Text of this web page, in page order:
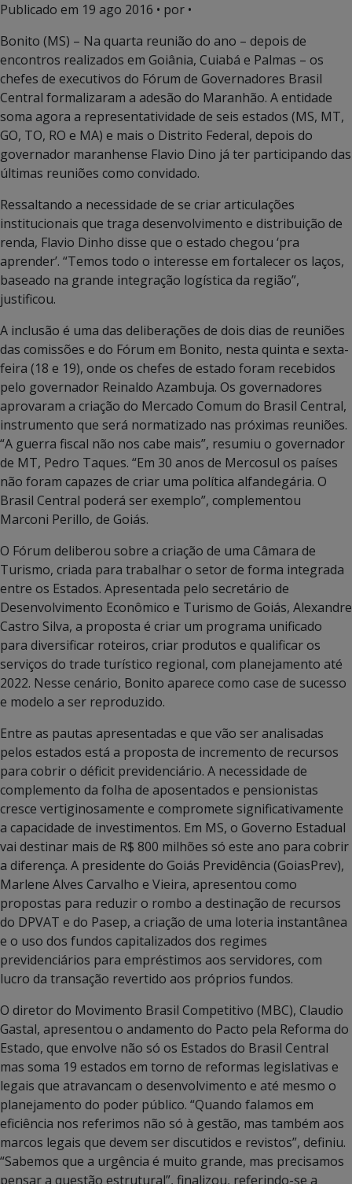
Publicado em 19 ago 2016 • por •
Bonito (MS) – Na quarta reunião do ano – depois de
encontros realizados em Goiânia, Cuiabá e Palmas – os
chefes de executivos do Fórum de Governadores Brasil
Central formalizaram a adesão do Maranhão. A entidade
soma agora a representatividade de seis estados (MS, MT,
GO, TO, RO e MA) e mais o Distrito Federal, depois do
governador maranhense Flavio Dino já ter participando das
últimas reuniões como convidado.
Ressaltando a necessidade de se criar articulações
institucionais que traga desenvolvimento e distribuição de
renda, Flavio Dinho disse que o estado chegou ‘pra
aprender’. “Temos todo o interesse em fortalecer os laços,
baseado na grande integração logística da região”,
justificou.
A inclusão é uma das deliberações de dois dias de reuniões
das comissões e do Fórum em Bonito, nesta quinta e sexta-
feira (18 e 19), onde os chefes de estado foram recebidos
pelo governador Reinaldo Azambuja. Os governadores
aprovaram a criação do Mercado Comum do Brasil Central,
instrumento que será normatizado nas próximas reuniões.
“A guerra fiscal não nos cabe mais”, resumiu o governador
de MT, Pedro Taques. “Em 30 anos de Mercosul os países
não foram capazes de criar uma política alfandegária. O
Brasil Central poderá ser exemplo”, complementou
Marconi Perillo, de Goiás.
O Fórum deliberou sobre a criação de uma Câmara de
Turismo, criada para trabalhar o setor de forma integrada
entre os Estados. Apresentada pelo secretário de
Desenvolvimento Econômico e Turismo de Goiás, Alexandre
Castro Silva, a proposta é criar um programa unificado
para diversificar roteiros, criar produtos e qualificar os
serviços do trade turístico regional, com planejamento até
2022. Nesse cenário, Bonito aparece como case de sucesso
e modelo a ser reproduzido.
Entre as pautas apresentadas e que vão ser analisadas
pelos estados está a proposta de incremento de recursos
para cobrir o déficit previdenciário. A necessidade de
complemento da folha de aposentados e pensionistas
cresce vertiginosamente e compromete significativamente
a capacidade de investimentos. Em MS, o Governo Estadual
vai destinar mais de R$ 800 milhões só este ano para cobrir
a diferença. A presidente do Goiás Previdência (GoiasPrev),
Marlene Alves Carvalho e Vieira, apresentou como
propostas para reduzir o rombo a destinação de recursos
do DPVAT e do Pasep, a criação de uma loteria instantânea
e o uso dos fundos capitalizados dos regimes
previdenciários para empréstimos aos servidores, com
lucro da transação revertido aos próprios fundos.
O diretor do Movimento Brasil Competitivo (MBC), Claudio
Gastal, apresentou o andamento do Pacto pela Reforma do
Estado, que envolve não só os Estados do Brasil Central
mas soma 19 estados em torno de reformas legislativas e
legais que atravancam o desenvolvimento e até mesmo o
planejamento do poder público. “Quando falamos em
eficiência nos referimos não só à gestão, mas também aos
marcos legais que devem ser discutidos e revistos”, definiu.
“Sabemos que a urgência é muito grande, mas precisamos
pensar a questão estrutural”, finalizou, referindo-se a